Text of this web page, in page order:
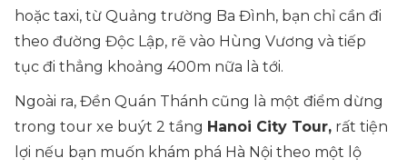
hoặc taxi, từ Quảng trường Ba Đình, bạn chỉ cần đi
theo đường Độc Lập, rẽ vào Hùng Vương và tiếp
tục đi thẳng khoảng 400m nữa là tới.
Ngoài ra, Đền Quán Thánh cũng là một điểm dừng
trong tour xe buýt 2 tầng Hanoi City Tour, rất tiện
lợi nếu bạn muốn khám phá Hà Nội theo một lộ